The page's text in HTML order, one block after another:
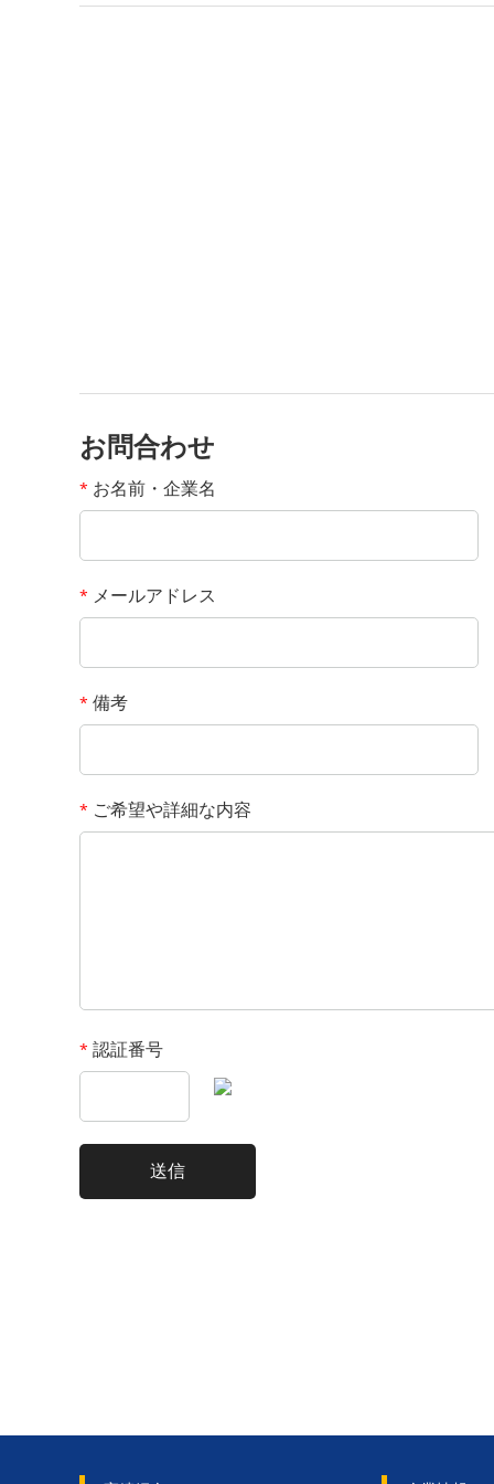
お問合わせ
* お名前・企業名
* メールアドレス
* 備考
* ご希望や詳細な内容
* 認証番号